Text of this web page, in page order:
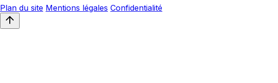
Plan du site Mentions légales Confidentialité